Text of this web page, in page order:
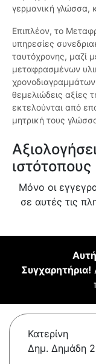
γερμανική γλώσσα,
Επιπλέον, το
υπηρεσίες
ταυτόχρονης, μαζί
μεταφρασμένων
θεμελιώδεις αξίες
εκτελούνται από
μητρική τους
ιστότοπους
Μόνο οι
σε αυτές τις
Αυτή
Συγχαρητήρια!
Κατερίνη
Δημ. Δημάδη 2